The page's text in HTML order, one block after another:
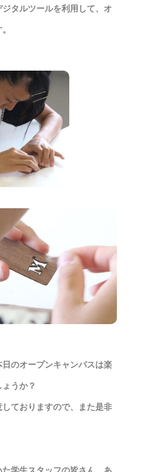
タルツールを利用して、オ
のオープンキャンパスは楽
うか？
ておりますので、また是非